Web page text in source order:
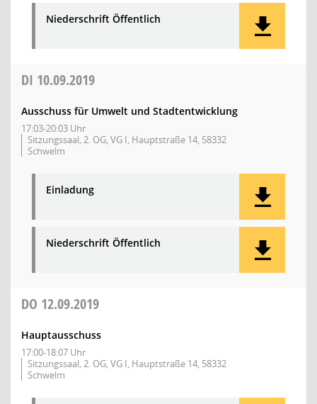
Niederschrift Öffentlich
DI 10.09.2019
Ausschuss für Umwelt und Stadtentwicklung
17:03-20:03 Uhr
Sitzungssaal, 2. OG, VG I, Hauptstraße 14, 58332
Schwelm
Einladung
Niederschrift Öffentlich
DO 12.09.2019
Hauptausschuss
17:00-18:07 Uhr
Sitzungssaal, 2. OG, VG I, Hauptstraße 14, 58332
Schwelm